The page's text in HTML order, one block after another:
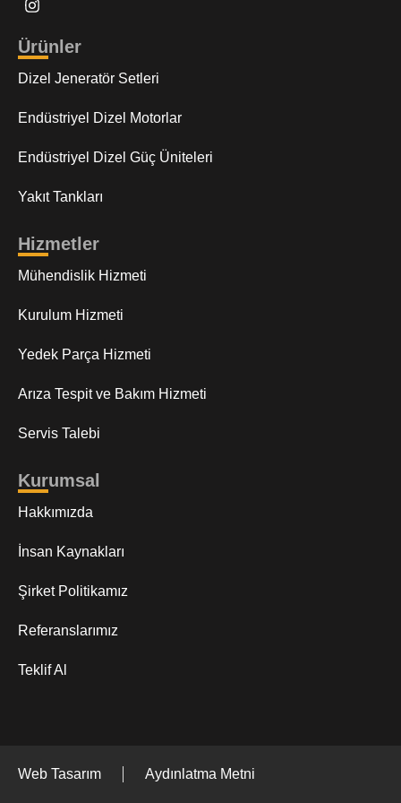
Ürünler
Dizel Jeneratör Setleri
Endüstriyel Dizel Motorlar
Endüstriyel Dizel Güç Üniteleri
Yakıt Tankları
Hizmetler
Mühendislik Hizmeti
Kurulum Hizmeti
Yedek Parça Hizmeti
Arıza Tespit ve Bakım Hizmeti
Servis Talebi
Kurumsal
Hakkımızda
İnsan Kaynakları
Şirket Politikamız
Referanslarımız
Teklif Al
Web Tasarım Aydınlatma Metni